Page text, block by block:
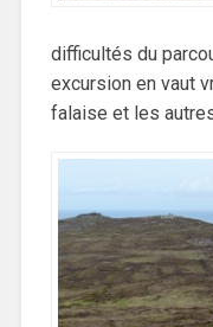
difficultés du
excursion en vaut
falaise et les